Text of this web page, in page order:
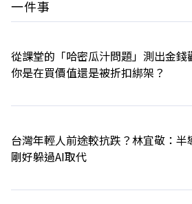
一件事
從課堂的「哈密瓜汁問題」測出金錢
你是在買價值還是被折扣綁架？
台灣年輕人前途較抗跌？林宜敬：半
剛好躲過AI取代